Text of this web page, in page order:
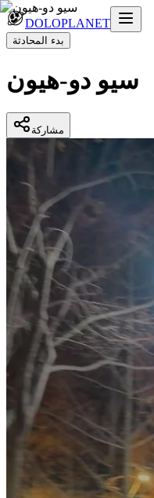
DOLOPLANET
بدء المحادثة
سيو دو-هيون
مشاركة